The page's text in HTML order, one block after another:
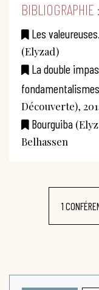
BIBLIOGRAPHIE :
Les
(Elyzad)
La double
Découverte),
Bourguiba
Belhassen
1